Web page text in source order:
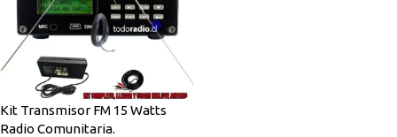
Kit Transmisor FM 15 Watts
Radio Comunitaria.